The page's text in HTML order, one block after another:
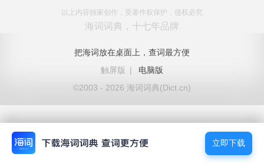
以上内容独家创作，受著作权保护，侵权必究
海词词典，十七年品牌
把海词放在桌面上，查词最方便
触屏版
|
电脑版
©2003 - 2026 海词词典(Dict.cn)
立即下载
立即下载